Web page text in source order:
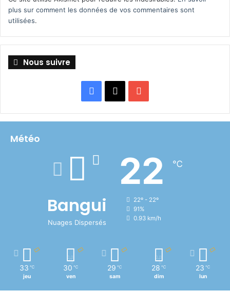
plus sur comment les données de vos commentaires sont
utilisées.
Nous suivre
Facebook
X
Météo
Bangui
Nuages Dispersés
22 ℃
22º - 22º
91%
0.93 km/h
33 ℃
jeu
30 ℃
ven
29 ℃
sam
28 ℃
dim
23 ℃
lun